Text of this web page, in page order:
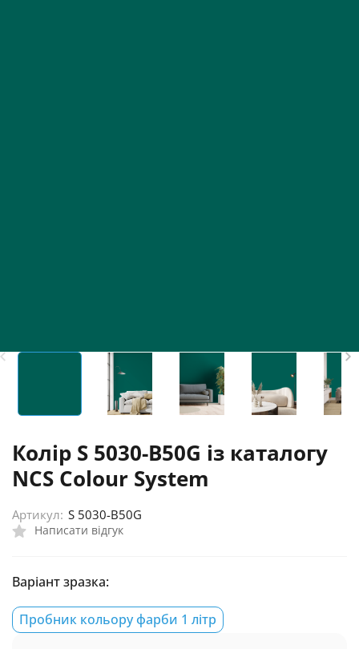
Колір S 5030-B50G із каталогу
NCS Colour System
Написати відгук
Артикул: S 5030-B50G
Варіант зразка:
Пробник кольору фарби 1 літр